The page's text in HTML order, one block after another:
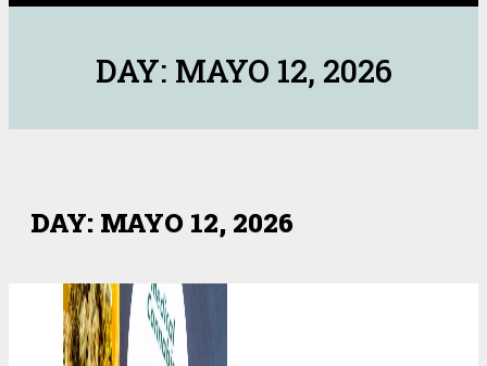
DAY: MAYO 12, 2026
DAY: MAYO 12, 2026